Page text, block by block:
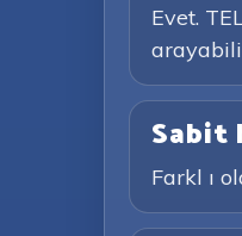
Evet.
Sabit
Farkl ı